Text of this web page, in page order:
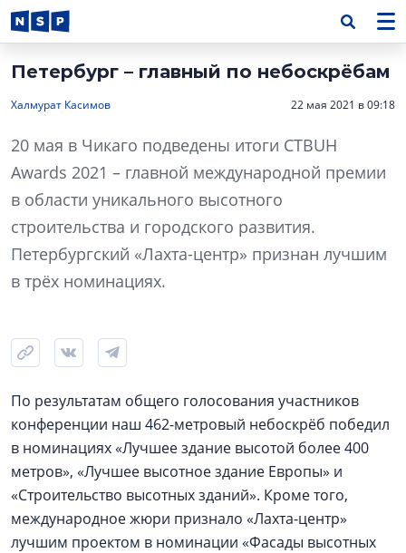
Петербург – главный по небоскрёбам
Халмурат Касимов 22 мая 2021 в 09:18
20 мая в Чикаго подведены итоги CTBUH
Awards 2021 – главной международной премии
в области уникального высотного
строительства и городского развития.
Петербургский «Лахта-центр» признан лучшим
в трёх номинациях.
По результатам общего голосования участников
конференции наш 462-метровый небоскрёб победил
в номинациях «Лучшее здание высотой более 400
метров», «Лучшее высотное здание Европы» и
«Строительство высотных зданий». Кроме того,
международное жюри признало «Лахта-центр»
лучшим проектом в номинации «Фасады высотных